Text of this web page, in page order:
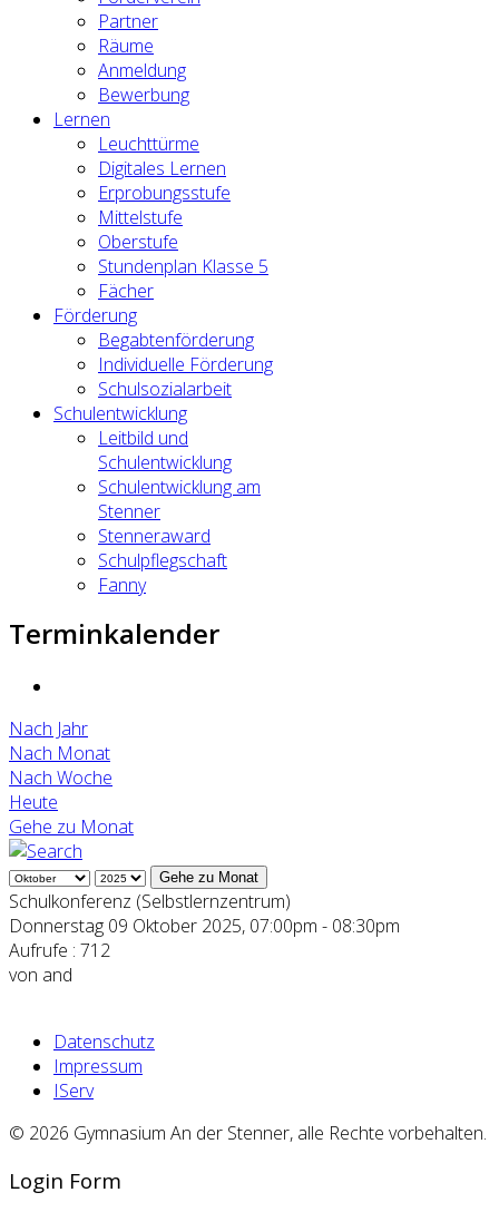
Partner
Räume
Anmeldung
Bewerbung
Lernen
Leuchttürme
Digitales Lernen
Erprobungsstufe
Mittelstufe
Oberstufe
Stundenplan Klasse 5
Fächer
Förderung
Begabtenförderung
Individuelle Förderung
Schulsozialarbeit
Schulentwicklung
Leitbild und
Schulentwicklung
Schulentwicklung am
Stenner
Stenneraward
Schulpflegschaft
Fanny
Terminkalender
Nach Jahr
Nach Monat
Nach Woche
Heute
Gehe zu Monat
Gehe zu Monat
Schulkonferenz (Selbstlernzentrum)
Donnerstag 09 Oktober 2025, 07:00pm - 08:30pm
Aufrufe : 712
von and
Datenschutz
Impressum
IServ
© 2026 Gymnasium An der Stenner, alle Rechte vorbehalten.
Login Form